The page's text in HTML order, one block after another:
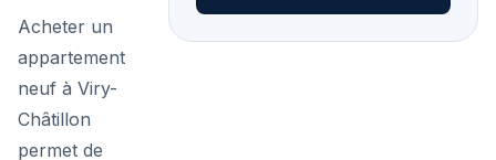
Acheter un
appartement
neuf à Viry-
Châtillon
permet de